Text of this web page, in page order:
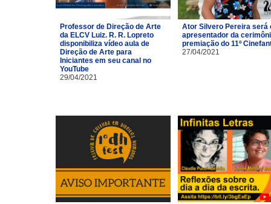
Professor de Direção de Arte
da ELCV Luiz. R. R. Lopreto
disponibiliza vídeo aula de
Direção de Arte para
Iniciantes em seu canal no
YouTube
29/04/2021
Ator Silvero Pereira será
apresentador da
premiação do 11º
27/04/2021